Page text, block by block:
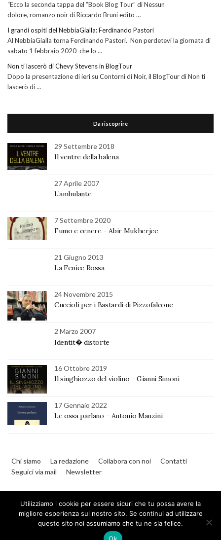
“Ecco la seconda tappa del “Book Blog Tour” di Nessun
dolore, romanzo noir di Riccardo Bruni edito …
I grandi ospiti del NebbiaGialla: Ferdinando Pastori
Al NebbiaGialla torna Ferdinando Pastori. Non perdetevi la giornata di
sabato 1 febbraio 2020 che lo …
Non ti lascerò di Chevy Stevens in BlogTour
Dopo la presentazione di ieri su Contorni di Noir, il BlogTour di Non ti
lascerò di …
Da riscoprire
29 Settembre 2018
Il ventre della balena
27 Aprile 2007
L’ambulante
7 Settembre 2020
Fumo e cenere – Abir Mukherjee
21 Giugno 2013
La Fenice Rossa
24 Novembre 2015
Cuccioli per i Bastardi di Pizzofalcone
2 Marzo 2007
Identit� distorte
16 Ottobre 2019
Il singhiozzo del violino – Gianni Simoni
17 Gennaio 2022
Le ossa parlano – Antonio Manzini
Chi siamo La redazione Collabora con noi
Contatti
Seguici via mail
Newsletter
MilanoNera
Utilizziamo i cookie per essere sicuri che tu possa avere la
migliore esperienza sul nostro sito. Se continui ad utilizzare
questo sito noi assumiamo che tu ne sia felice.
Ok